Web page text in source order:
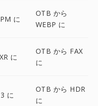
に
OTB から
WEBP に
に
OTB から FAX
に
に
OTB から HDR
に